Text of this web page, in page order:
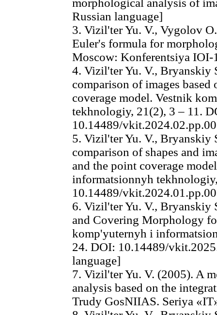
morphological analysis of
Russian language]
3. Vizil'ter Yu. V., Vygolov
Euler's formula for
Moscow: Konferentsiya IOI-
4. Vizil'ter Yu. V., Bryanskiy
comparison of images
coverage model. Vestnik
tekhnologiy, 21(2), 3 – 11.
10.14489/
5. Vizil'ter Yu. V.,
comparison of shapes and
and the point coverage
informatsionnyh
10.14489/
6. Vizil'ter Yu. V.,
and Covering Morphology
komp'yuternyh i
24. DOI: 10.14489/
language]
7. Vizil'ter Yu. V. (2005). A
analysis based on the
Trudy GosNIIAS. Seriya